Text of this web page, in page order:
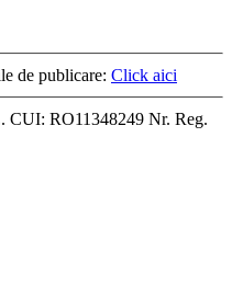
de publicare: Click aici
CUI: RO11348249 Nr. Reg.